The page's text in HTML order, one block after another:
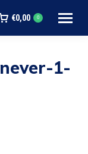
€0,00 0
1-